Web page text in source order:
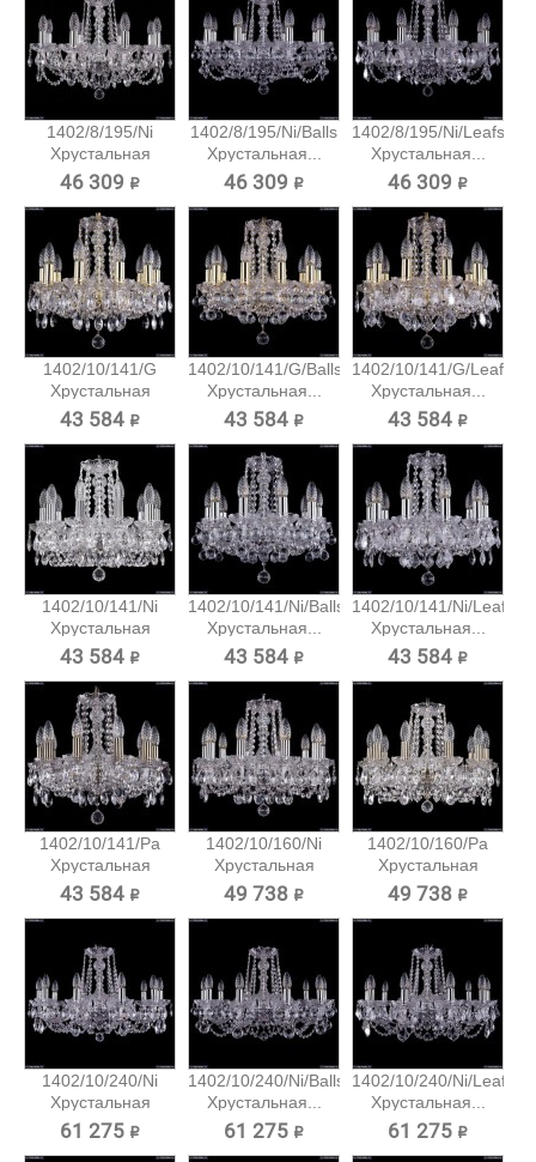
1402/8/195/Ni
Хрустальная
подвесная...
46 309 ₽
1402/8/195/Ni/Balls
Хрустальная...
46 309 ₽
1402/8/195/Ni/Leafs
Хрустальная...
46 309 ₽
1402/10/141/G
Хрустальная
подвесная...
43 584 ₽
1402/10/141/G/Balls
Хрустальная...
43 584 ₽
1402/10/141/G/Leafs
Хрустальная...
43 584 ₽
1402/10/141/Ni
Хрустальная
подвесная...
43 584 ₽
1402/10/141/Ni/Balls
Хрустальная...
43 584 ₽
1402/10/141/Ni/Leafs
Хрустальная...
43 584 ₽
1402/10/141/Pa
Хрустальная
подвесная...
43 584 ₽
1402/10/160/Ni
Хрустальная
подвесная...
49 738 ₽
1402/10/160/Pa
Хрустальная
подвесная...
49 738 ₽
1402/10/240/Ni
Хрустальная
подвесная...
61 275 ₽
1402/10/240/Ni/Balls
Хрустальная...
61 275 ₽
1402/10/240/Ni/Leafs
Хрустальная...
61 275 ₽